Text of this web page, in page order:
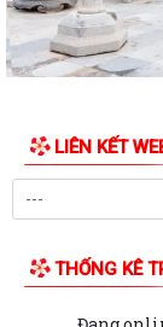
Xã Thượng Hồng
Thương binh Liệt sỹ
Xã Thượng Hồng
LIÊN KẾT
THỐNG KÊ